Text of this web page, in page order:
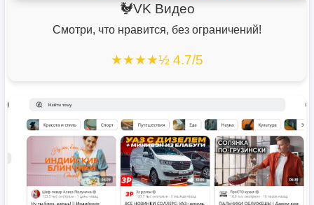
🐓VK Видео
Смотри, что нравится, без ограничений!
★★★★½ 4.7/5